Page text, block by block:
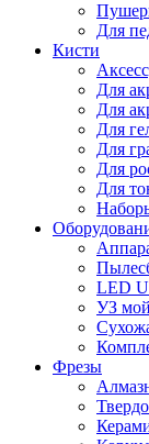
Для
Кисти
Для
Для
Для
Для
Для
Для
LED
УЗ
Фрезы